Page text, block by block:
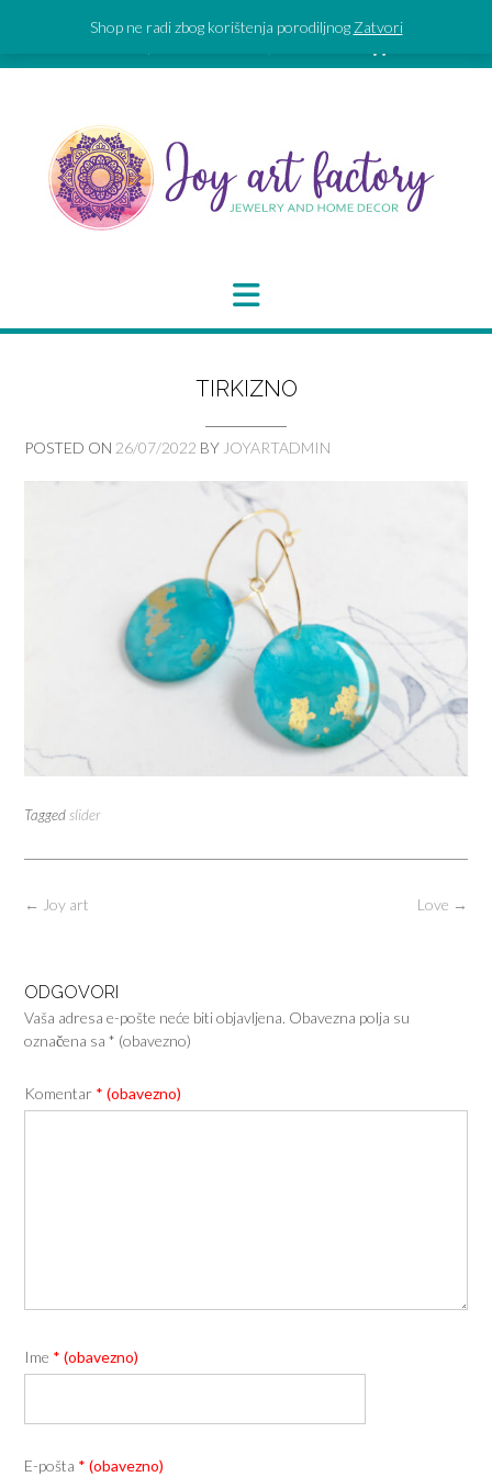
Shop ne radi zbog korištenja porodiljnog Zatvori
TIRKIZNO
POSTED ON 26/07/2022 BY JOYARTADMIN
Tagged slider
Post
Love →
← Joy art
ODGOVORI
Vaša adresa e-pošte neće biti objavljena. Obavezna polja su
označena sa * (obavezno)
Komentar * (obavezno)
Ime * (obavezno)
E-pošta * (obavezno)